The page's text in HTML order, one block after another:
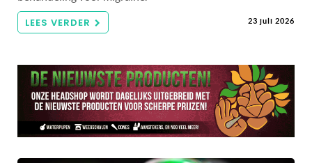
LEES VERDER 23 juli 2026